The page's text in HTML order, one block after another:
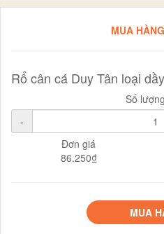
MUA
Rổ cân cá Duy Tân loại dầy
Số
-
Đơn giá
86.250₫
MUA